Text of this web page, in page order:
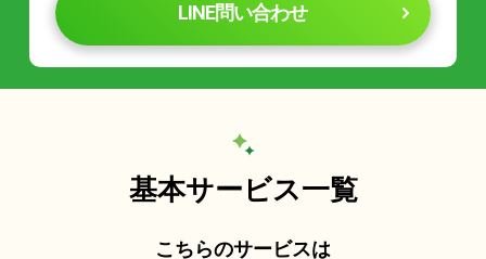
LINE問い合わせ
基本サービス一覧
こちらのサービスは